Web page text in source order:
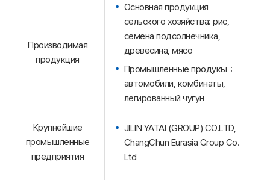
Производимая
продукция
Основная продукция
сельского хозяйства: рис,
семена подсолнечника,
древесина, мясо
Промышленные продукы：
автомобили, комбинаты,
легированный чугун
Крупнейшие
промышленные
предприятия
JILIN YATAI (GROUP) CO.LTD,
ChangChun Eurasia Group Co.
Ltd